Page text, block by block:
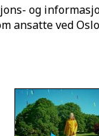
og
ansatte ved